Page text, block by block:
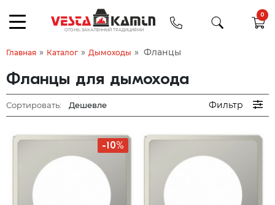
0
Главная » Каталог » Дымоходы » Фланцы
Фланцы для дымохода
Сортировать: Фильтр
-10%